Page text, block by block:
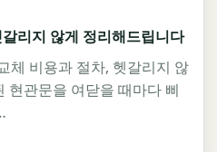
리지 않게 정리해드립니다
체 비용과 절차, 헷갈리지 않
현관문을 여닫을 때마다 삐